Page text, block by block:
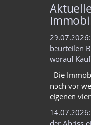
beurteilen
worauf
Die
noch vor
eigenen